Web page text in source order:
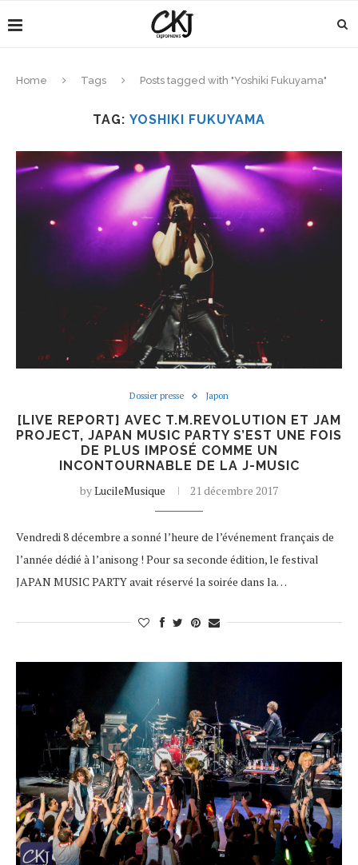
Home Tags Posts tagged with "Yoshiki Fukuyama"
TAG: YOSHIKI FUKUYAMA
Dossier presse Japon
[LIVE REPORT] AVEC T.M.REVOLUTION ET JAM
PROJECT, JAPAN MUSIC PARTY S’EST UNE FOIS
DE PLUS IMPOSÉ COMME UN
INCONTOURNABLE DE LA J-MUSIC
byLucileMusique 21 décembre 2017
Vendredi 8 décembre a sonné l’heure de l’événement français de
l’année dédié à l’anisong ! Pour sa seconde édition, le festival
JAPAN MUSIC PARTY avait réservé la soirée dans la…